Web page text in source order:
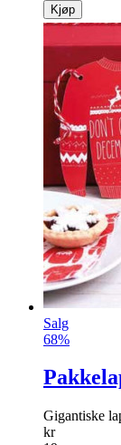
Kjøp
Salg
68%
Gigantiske
kr